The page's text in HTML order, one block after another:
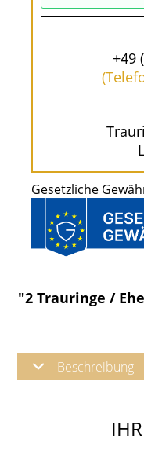
+49
Gesetzliche
"2 Trauringe /
Beschreibung